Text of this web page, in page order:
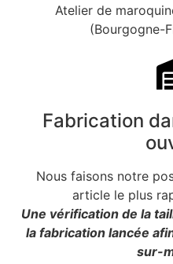
Atelier de
(Bourgogne-
Fabrication
Nous faisons notre
article le plus
Une vérification de la
la fabrication lancée
sur-